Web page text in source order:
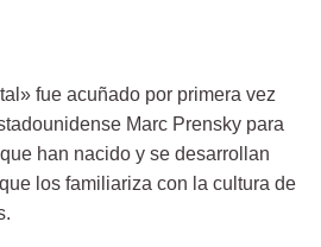
fue acuñado por primera vez
Marc Prensky para
han nacido y se desarrollan
los familiariza con la cultura de